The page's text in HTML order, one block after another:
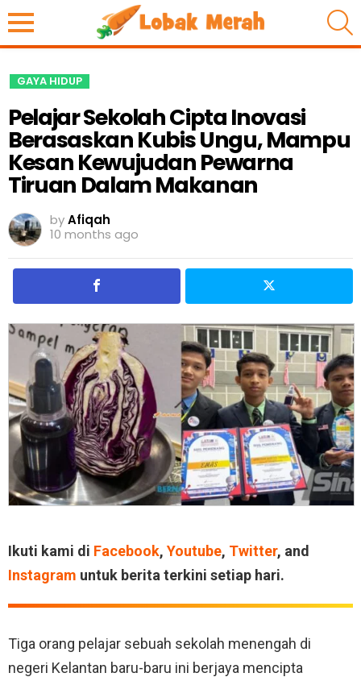
GAYA HIDUP
Pelajar Sekolah Cipta Inovasi
Berasaskan Kubis Ungu, Mampu
Kesan Kewujudan Pewarna
Tiruan Dalam Makanan
byAfiqah
10 months ago
Ikuti kami di Facebook, Youtube, Twitter, and
Instagram untuk berita terkini setiap hari.
Tiga orang pelajar sebuah sekolah menengah di
negeri Kelantan baru-baru ini berjaya mencipta